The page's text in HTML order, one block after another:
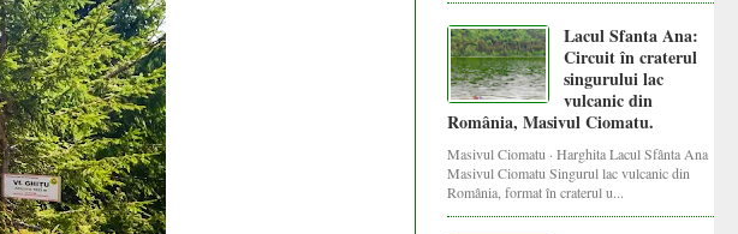
Lacul Sfanta Ana:
Circuit în craterul
singurului lac
vulcanic din
România, Masivul Ciomatu.
Masivul Ciomatu · Harghita Lacul Sfânta Ana
Masivul Ciomatu Singurul lac vulcanic din
România, format în craterul u...